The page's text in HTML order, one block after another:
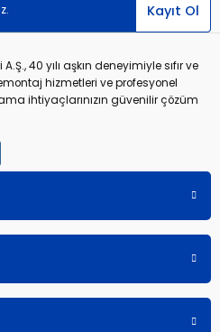
Kayıt Ol
40 yılı aşkın deneyimiyle sıfır ve
hizmetleri ve profesyonel
ihtiyaçlarınızın güvenilir çözüm